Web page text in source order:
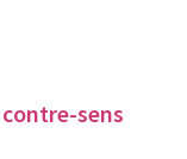
sens